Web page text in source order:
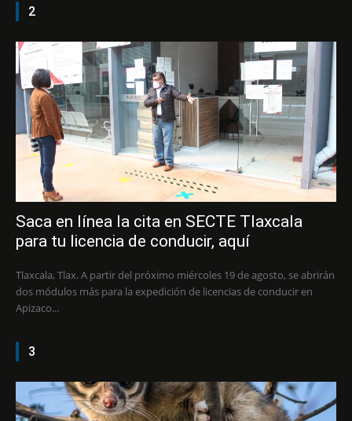
2
Saca en línea la cita en SECTE Tlaxcala
para tu licencia de conducir, aquí
Tlaxcala, Tlax. A partir del próximo miércoles 19 de agosto, se abrirán
dos módulos más para la expedición de licencias de conducir en
Apizaco...
3